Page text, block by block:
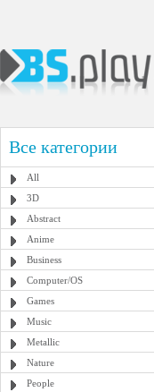
Все категории
All
3D
Abstract
Anime
Business
Computer/OS
Games
Music
Metallic
Nature
People